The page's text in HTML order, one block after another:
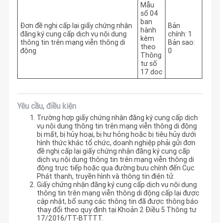
Đơn đề nghị cấp lại giấy chứng nhận
đăng ký cung cấp dịch vụ nội dung
thông tin trên mạng viễn thông di
động
Mẫu
số 04
ban
hành
kèm
theo
Thông
tư số
17.doc
Bản
chính: 1
Bản sao:
0
Yêu cầu, điều kiện
Trường hợp giấy chứng nhận đăng ký cung cấp dịch
vụ nội dung thông tin trên mạng viễn thông di động
bị mất, bị hủy hoại, bị hư hỏng hoặc bị tiêu hủy dưới
hình thức khác tổ chức, doanh nghiệp phải gửi đơn
đề nghị cấp lại giấy chứng nhận đăng ký cung cấp
dịch vụ nội dung thông tin trên mạng viễn thông di
động trực tiếp hoặc qua đường bưu chính đến Cục
Phát thanh, truyền hình và thông tin điện tử.
Giấy chứng nhận đăng ký cung cấp dịch vụ nội dung
thông tin trên mạng viễn thông di động cấp lại được
cập nhật, bổ sung các thông tin đã được thông báo
thay đổi theo quy định tại Khoản 2 Điều 5 Thông tư
17/2016/TT-BTTTT.